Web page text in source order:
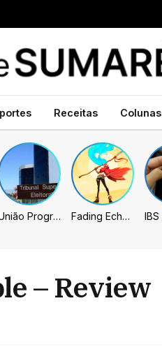
Receitas Colunas
União Progressista e PL terão mais tempo de propaganda eleitoral Fading Echo – Review
– Review